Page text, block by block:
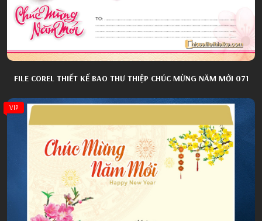
FILE COREL THIẾT KẾ BAO THƯ THIỆP CHÚC MỪNG NĂM MỚI 071
VIP